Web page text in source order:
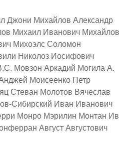
Джони Михайлов Александр
Михаил Иванович Михайлов
Михоэлс Соломон
Николоз Иосифович
Мовзон Аркадий Могила А.
Моисеенко Петр
Стеван Молотов Вячеслав
Сибирский Иван Иванович
Монро Мэрилин Монтан Ив
Август Августович